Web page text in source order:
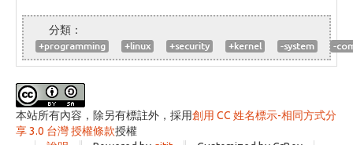
+programming +linux +security +kernel -system -
本站所有內容，除另有標註外，採用創用 CC 姓名標示-相同方式分
享 3.0 台灣 授權條款授權